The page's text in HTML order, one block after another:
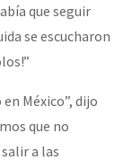
que seguir
se escucharon
México”, dijo
que no
a las